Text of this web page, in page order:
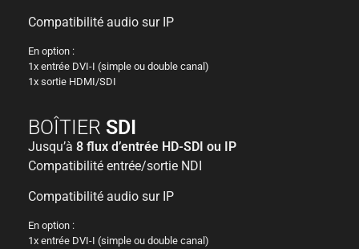
Compatibilité audio sur IP
En option :
1x entrée DVI-I (simple ou double canal)
1x sortie HDMI/SDI
BOÎTIER SDI
Jusqu’à 8 flux d’entrée HD-SDI ou IP
Compatibilité entrée/sortie NDI
Compatibilité audio sur IP
En option :
1x entrée DVI-I (simple ou double canal)